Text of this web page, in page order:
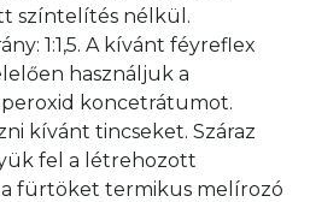
színtelítés nélkül.
1:1,5. A kívánt féyreflex
használjuk a
koncetrátumot.
kívánt tincseket. Száraz
fel a létrehozott
a fürtöket termikus melírozó